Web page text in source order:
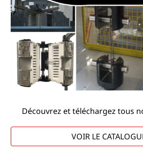
Découvrez et téléchargez tous
VOIR LE